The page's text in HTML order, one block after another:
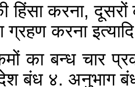
हिंसा करना,
ग्रहण करना
का बन्ध चार
बंध ४. अनुभाग